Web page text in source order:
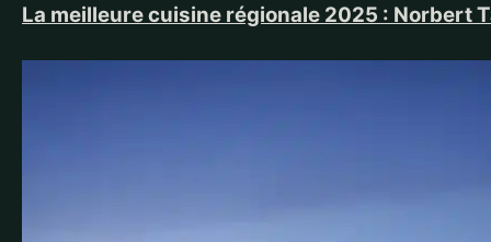
La meilleure cuisine régionale 2025 : Norbert